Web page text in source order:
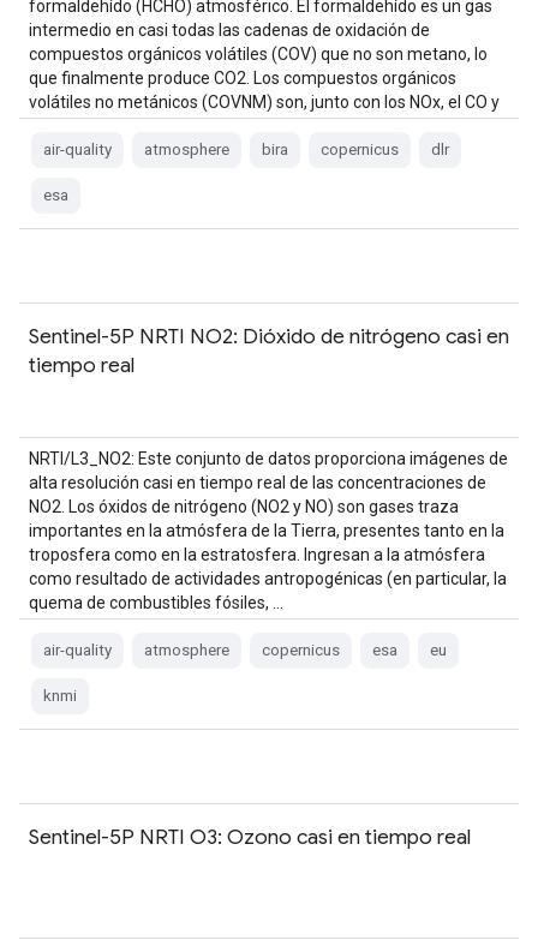
formaldehído (HCHO) atmosférico. El formaldehído es un gas
intermedio en casi todas las cadenas de oxidación de
compuestos orgánicos volátiles (COV) que no son metano, lo
que finalmente produce CO2. Los compuestos orgánicos
volátiles no metánicos (COVNM) son, junto con los NOx, el CO y
air-quality atmosphere bira copernicus dlr
esa
Sentinel-5P NRTI NO2: Dióxido de nitrógeno casi en
tiempo real
NRTI/L3_NO2: Este conjunto de datos proporciona imágenes de
alta resolución casi en tiempo real de las concentraciones de
NO2. Los óxidos de nitrógeno (NO2 y NO) son gases traza
importantes en la atmósfera de la Tierra, presentes tanto en la
troposfera como en la estratosfera. Ingresan a la atmósfera
como resultado de actividades antropogénicas (en particular, la
quema de combustibles fósiles, …
air-quality atmosphere copernicus esa eu
knmi
Sentinel-5P NRTI O3: Ozono casi en tiempo real